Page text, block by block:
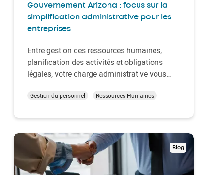
Gouvernement Arizona : focus sur la
simplification administrative pour les
entreprises
Entre gestion des ressources humaines,
planification des activités et obligations
légales, votre charge administrative vous
nouvelle : la note du nouveau gouvernement
simplification administrative. Allègement
des obligation…
Gestion du personnel Ressources Humaines
Blog